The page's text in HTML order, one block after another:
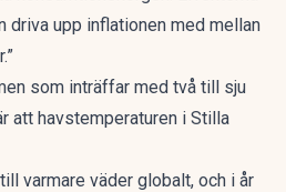
driva upp inflationen med mellan
som inträffar med två till sju
att havstemperaturen i Stilla
varmare väder globalt, och i år